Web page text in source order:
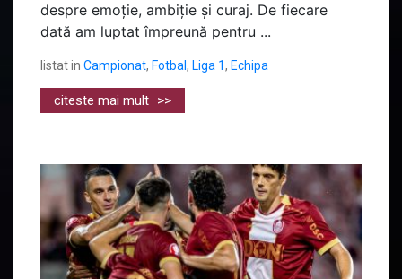
despre emoție, ambiție și curaj. De fiecare
dată am luptat împreună pentru ...
listat in Campionat, Fotbal , Liga 1, Echipa
citeste mai mult >>